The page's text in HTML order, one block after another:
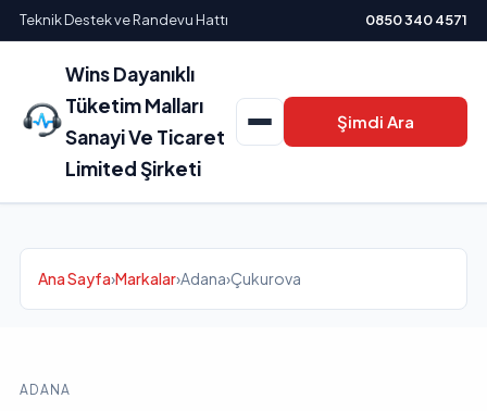
Teknik Destek ve Randevu Hattı 0850 340 4571
Wins Dayanıklı
Tüketim Malları
Sanayi Ve Ticaret
Limited Şirketi
Şimdi Ara
Ana Sayfa›Markalar›Adana›Çukurova
ADANA